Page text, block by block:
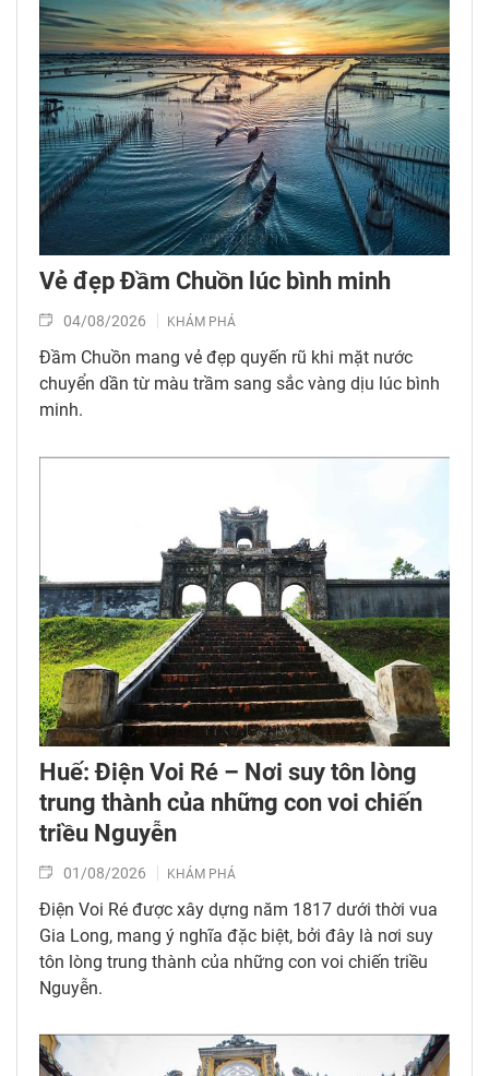
Vẻ đẹp Đầm Chuồn lúc bình minh
04/08/2026 KHÁM PHÁ
Đầm Chuồn mang vẻ đẹp quyến rũ khi mặt nước
chuyển dần từ màu trầm sang sắc vàng dịu lúc bình
minh.
Huế: Điện Voi Ré – Nơi suy tôn lòng
trung thành của những con voi chiến
triều Nguyễn
01/08/2026 KHÁM PHÁ
Điện Voi Ré được xây dựng năm 1817 dưới thời vua
Gia Long, mang ý nghĩa đặc biệt, bởi đây là nơi suy
tôn lòng trung thành của những con voi chiến triều
Nguyễn.